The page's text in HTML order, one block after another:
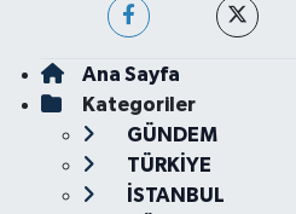
Ana Sayfa
Kategoriler
GÜNDEM
TÜRKİYE
İSTANBUL